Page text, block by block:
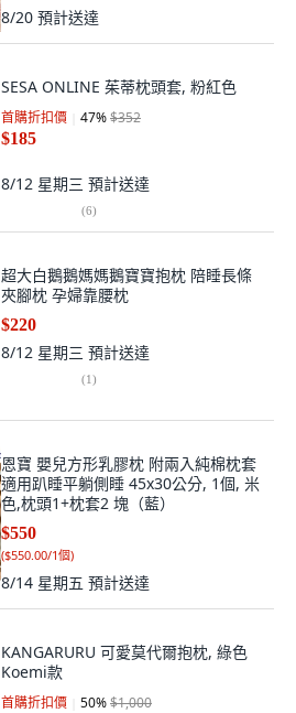
8/20 預計送達
SESA ONLINE 茱蒂枕頭套, 粉紅色
首購折扣價 47%$352
$185
8/12 星期三 預計送達
(6)
超大白鵝鵝媽媽鵝寶寶抱枕 陪睡長條
夾腳枕 孕婦靠腰枕
$220
8/12 星期三 預計送達
(1)
恩寶 嬰兒方形乳膠枕 附兩入純棉枕套
適用趴睡平躺側睡 45x30公分, 1個, 米
色,枕頭1+枕套2 塊（藍）
$550
($550.00/1個)
8/14 星期五 預計送達
KANGARURU 可愛莫代爾抱枕, 綠色
Koemi款
首購折扣價 50%$1,000